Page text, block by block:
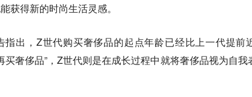
获得新的时尚生活灵感。
指出，Z世代购买奢侈品的起点年龄已经比上一代提前
奢侈品”，Z世代则是在成长过程中就将奢侈品视为自我